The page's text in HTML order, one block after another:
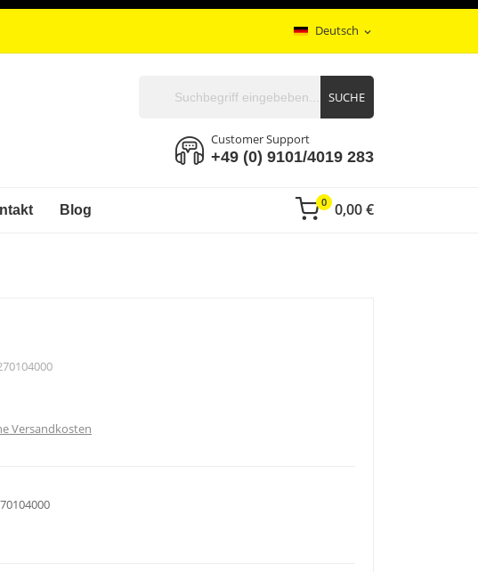
Deutsch expand_more
0,00 €
0
SUCHE
Customer Support
+49 (0) 9101/4019 283
Blog
Versandkosten